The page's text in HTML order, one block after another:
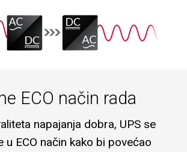
ECO način rada
napajanja dobra, UPS se
u ECO način kako bi povećao